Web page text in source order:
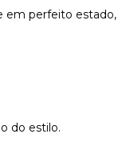
em perfeito
do estilo.